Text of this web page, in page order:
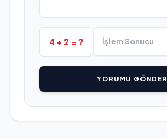
4 + 2 = ?
YORUMU GÖNDER